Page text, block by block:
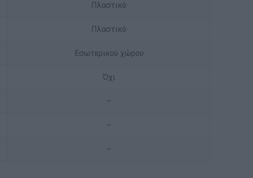
Πλαστικό
Πλαστικό
Εσωτερικού χώρου
Όχι
–
–
–